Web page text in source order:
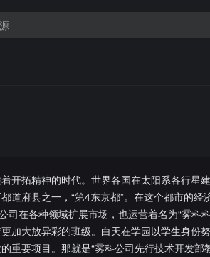
开拓精神的时代。世界各国在太阳系各行星
道府县之一，“第4东京都”。在这个都市的经
司在各种领域扩展市场，也运营着名为“雾科
加大放异彩的班级。白天在学园以学生身份
重要项目。那就是“雾科公司先行技术开发部